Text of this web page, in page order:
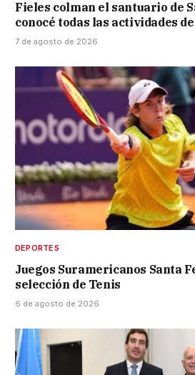
Fieles colman el santuario de
conocé todas las actividades
7 de agosto de 2026
DEPORTES
Juegos Suramericanos Santa
selección de Tenis
6 de agosto de 2026